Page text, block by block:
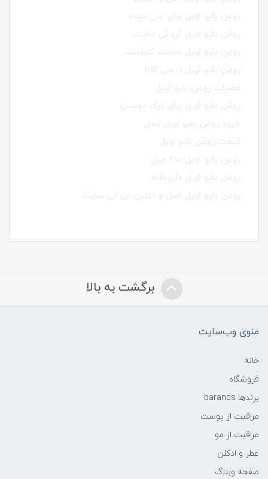
برگشت به بالا
منوی وب‌سایت
خانه
فروشگاه
برندها barands
مراقبت از پوست
مراقبت از مو
عطر و ادکلن
صفحه وبلاگ